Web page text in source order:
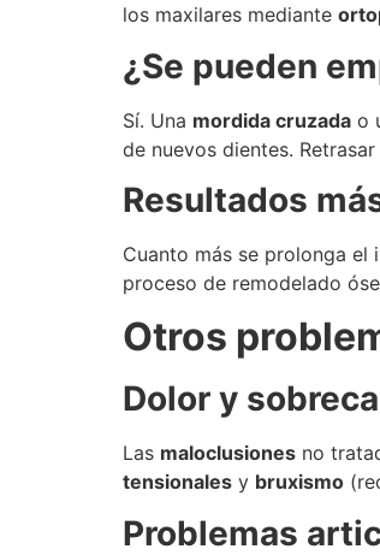
los maxilares mediante
¿Se pueden
Sí. Una mordida cruzada o
de nuevos dientes. Retrasar
Resultados
Cuanto más se prolonga el
proceso de remodelado
Otros
Dolor y
Las maloclusiones no
tensionales y bruxismo
Problemas